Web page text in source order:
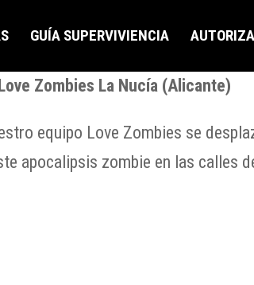
GUÍA SUPERVIVIENCIA
Zombies La Nucía (Alicante)
equipo Love Zombies se
apocalipsis zombie en las calles